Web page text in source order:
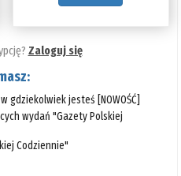
Zaloguj się
gdziekolwiek jesteś [NOWOŚĆ]
wydań "Gazety Polskiej
Codziennie"